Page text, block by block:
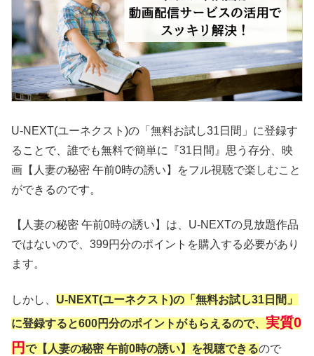
U-NEXT(ユーネクスト)の「無料お試し31日間」に登録す
ることで、誰でも無料で簡単に『31日間』思う存分、映
画【人妻の秘密 午前0時の誘い】をフル視聴で楽しむこと
ができるのです。
【人妻の秘密 午前0時の誘い】は、U-NEXTの見放題作品
ではないので、399円分のポイントを購入する必要があり
ます。
しかし、 U-NEXT(ユーネクスト)の「無料お試し31日間」
に登録すると600円分のポイントがもらえるので、 実質0
円で【人妻の秘密 午前0時の誘い】を視聴できるので